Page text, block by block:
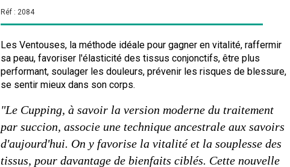
Réf : 2084
Les Ventouses, la méthode idéale pour gagner en vitalité, raffermir
sa peau, favoriser l'élasticité des tissus conjonctifs, être plus
performant, soulager les douleurs, prévenir les risques de blessure,
se sentir mieux dans son corps.
"Le Cupping, à savoir la version moderne du traitement
par succion, associe une technique ancestrale aux savoirs
d'aujourd'hui. On y favorise la vitalité et la souplesse des
tissus, pour davantage de bienfaits ciblés. Cette nouvelle